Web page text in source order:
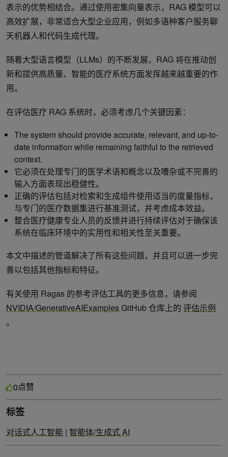
表示的优势相结合。通过使用密集向量表示，RAG 模型可以
高效扩展，非常适合大型企业应用，例如多语种客户服务聊
天机器人和代码生成代理。
随着大型语言模型（LLMs）的不断发展，RAG 将在推动创
新和提供高质量、智能的医疗系统方面发挥越来越重要的作
用。
在评估医疗 RAG 系统时，必须考虑几个关键因素：
The system should provide accurate, relevant, and up-to-
date information while remaining faithful to the retrieved
context.
它必须在处理专门的医学术语和概念以及嘈杂或不完善的
输入方面表现出稳健性。
正确的评估包括对检索和生成组件使用适当的度量指标，
与专门的医疗数据集进行基准测试，并考虑成本效益。
整合医疗健康专业人员的反馈并进行持续评估对于确保该
系统在临床环境中的实用性和相关性至关重要。
本文中描述的管道解决了所有这些问题，并且可以进一步完
善以包括其他指标和特征。
有关使用 Ragas 的参考评估工具的更多信息，请参阅
NVIDIA/GenerativeAIExamplesGitHub 仓库上的 评估示例
。
0点赞
标签
对话式人工智能 | 智能体/生成式 AI